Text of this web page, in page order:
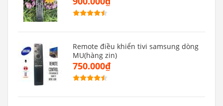
Remote điều khiển tivi samsung dòng
MU(hàng zin)
750.000₫